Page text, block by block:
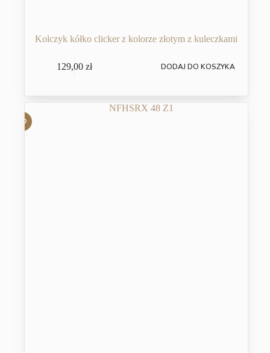
Kolczyk kółko clicker z kolorze złotym z kuleczkami
129,00zł DODAJ DO KOSZYKA